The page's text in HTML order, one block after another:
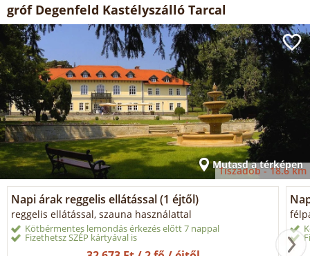
gróf Degenfeld Kastélyszálló Tarcal
Mutasd a térképen
Tiszadob -18.6 km
Napi árak reggelis ellátással (1 éjtől)
reggelis ellátással, szauna használattal
Kötbérmentes lemondás érkezés előtt 7 nappal
Fizethetsz SZÉP kártyával is